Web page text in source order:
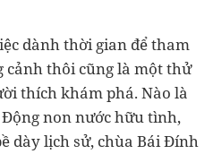
dành thời gian để tham
cảnh thôi cũng là một thử
thích khám phá. Nào là
Động non nước hữu tình,
dày lịch sử, chùa Bái Đính